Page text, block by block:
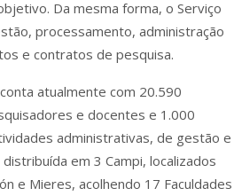
Da mesma forma, o Serviço
processamento, administração
e contratos de pesquisa.
atualmente com 20.590
e docentes e 1.000
administrativas, de gestão e
em 3 Campi, localizados
e Mieres, acolhendo 17 Faculdades